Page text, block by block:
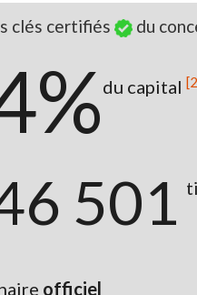
clés certifiés du
du capital
501
officiel